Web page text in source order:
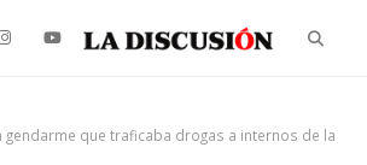
gendarme que traficaba drogas a internos de la